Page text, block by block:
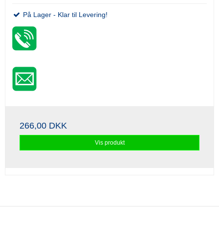
På Lager - Klar til Levering!
266,00 DKK
Vis produkt